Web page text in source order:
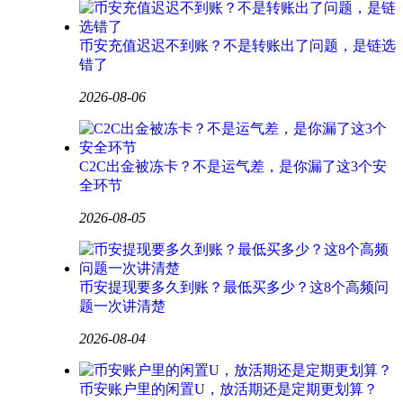
币安充值迟迟不到账？不是转账出了问题，是链选
错了
2026-08-06
C2C出金被冻卡？不是运气差，是你漏了这3个安
全环节
2026-08-05
币安提现要多久到账？最低买多少？这8个高频问
题一次讲清楚
2026-08-04
币安账户里的闲置U，放活期还是定期更划算？